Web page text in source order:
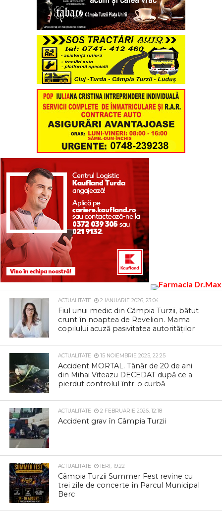
ACTUALITATE 2 IANUARIE 2026, 23:04
Fiul unui medic din Câmpia Turzii, bătut
crunt în noaptea de Revelion. Mama
copilului acuză pasivitatea autorităților
ACTUALITATE 15 NOIEMBRIE 2025, 22:25
Accident MORTAL. Tânăr de 20 de ani
din Mihai Viteazu DECEDAT după ce a
pierdut controlul într-o curbă
ACTUALITATE 2 FEBRUARIE 2026, 12:18
Accident grav în Câmpia Turzii
ACTUALITATE IERI, 19:22
Câmpia Turzii Summer Fest revine cu
trei zile de concerte în Parcul Municipal
Berc